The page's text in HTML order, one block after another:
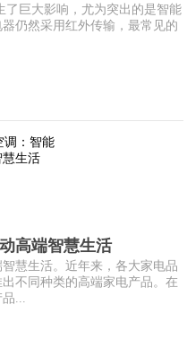
了巨大影响，尤为突出的是智能
仍然采用红外传输，最常见的
高端智慧生活
慧生活。近年来，各大家电品
不同种类的高端家电产品。在
...